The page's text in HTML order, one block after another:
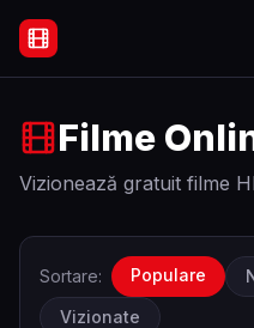
Filme Online Subtitrate -
Filme
Vizionează gratuit filme
Sortare: Populare
Vizionate